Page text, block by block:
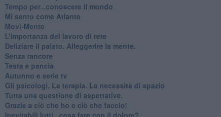
​Tempo per...conoscere il mondo
​Mi sento come Atlante
​Movi-Mente
​L’importanza del lavoro di rete
​Deliziare il palato. Alleggerire la mente.
​Senza rancore
​Testa e pancia
​Autunno e serie tv
​Gli psicologi. La terapia. La necessità di spazio
​Tutta una questione di aspettative.
​Grazie a ciò che ho e ciò che faccio!
​Inevitabili lutti...cosa fare con il dolore?